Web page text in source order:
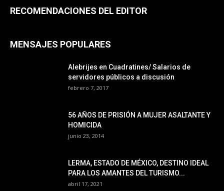
RECOMENDACIONES DEL EDITOR
MENSAJES POPULARES
Alebrijes en Cuadratines/ Salarios de
servidores públicos a discusión
febrero 7, 2017
56 AÑOS DE PRISIÓN A MUJER ASALTANTE Y
HOMICIDA
junio 23, 2014
LERMA, ESTADO DE MÉXICO, DESTINO IDEAL
PARA LOS AMANTES DEL TURISMO...
abril 17, 2021